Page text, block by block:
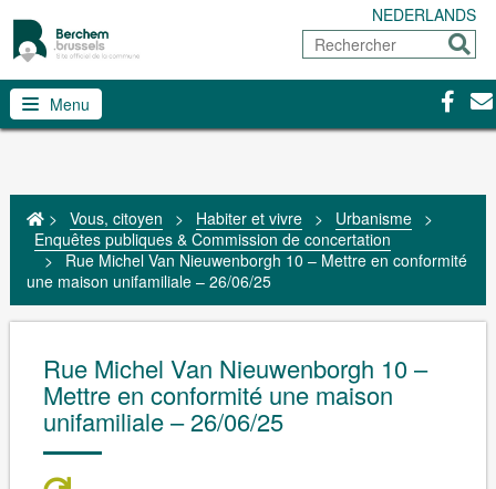
NEDERLANDS
Rechercher
Menu
> Vous, citoyen > Habiter et vivre > Urbanisme
>
Enquêtes publiques & Commission de concertation
>
Rue Michel Van Nieuwenborgh 10 – Mettre en conformité
une maison unifamiliale – 26/06/25
Rue Michel Van Nieuwenborgh 10 –
Mettre en conformité une maison
unifamiliale – 26/06/25